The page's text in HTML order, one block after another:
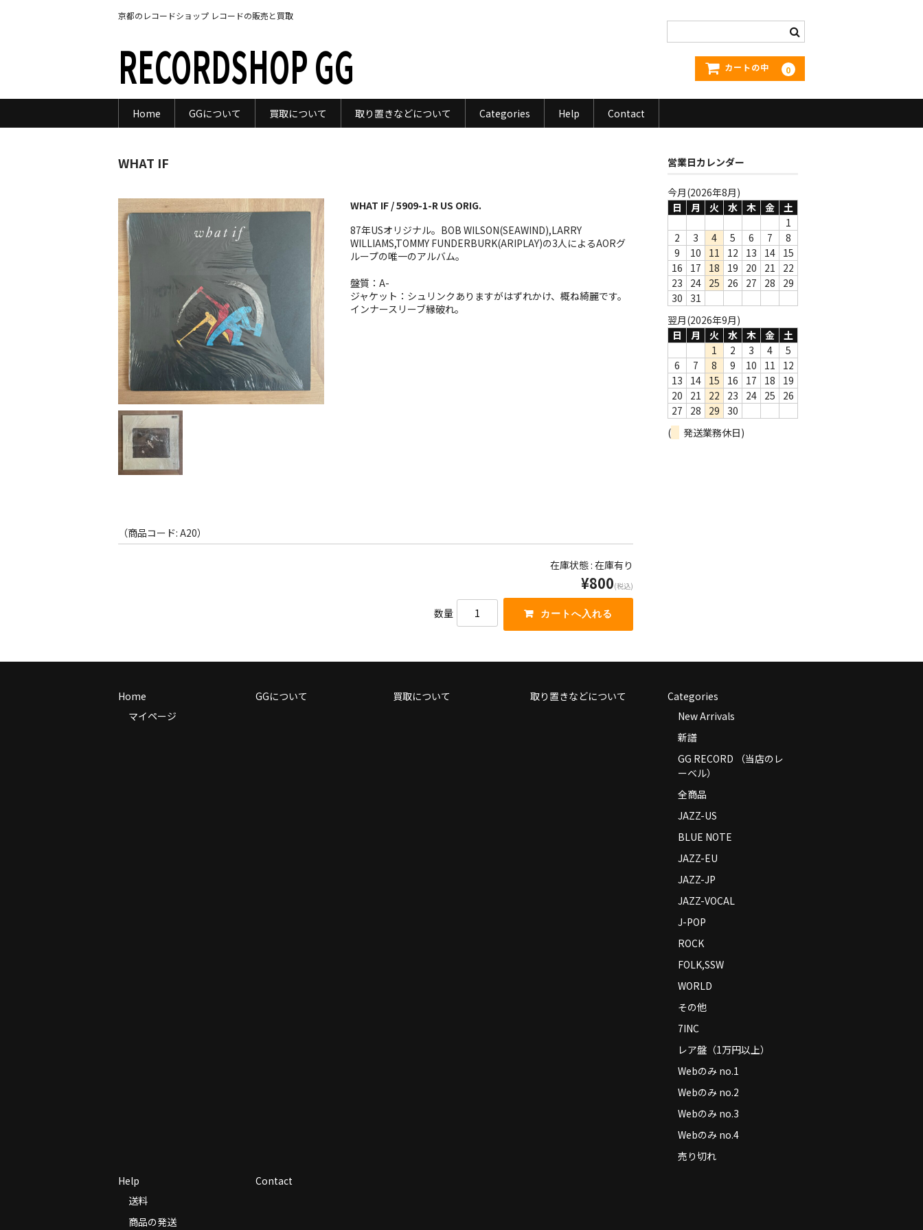
京都のレコードショップ レコードの販売と買取
RECORDSHOP GG カートの中 0
Home GGについて 買取について 取り置きなどについて Categories Help Contact
WHAT IF
WHAT IF / 5909-1-R US ORIG.
87年USオリジナル。BOB WILSON(SEAWIND),LARRY
WILLIAMS,TOMMY FUNDERBURK(ARIPLAY)の3人によるAORグ
ループの唯一のアルバム。
盤質：A-
ジャケット：シュリンクありますがはずれかけ、概ね綺麗です。
インナースリーブ縁破れ。
（商品コード: A20）
在庫状態 : 在庫有り
¥800(税込)
数量
営業日カレンダー
今月(2026年8月)
日
月 火 水 木 金
土
1
2
3 4 5 6 7
8
9
10 11 12 13 14 15
16
17 18 19 20 21
22
23
24 25 26 27 28
29
30
31
翌月(2026年9月)
日
月 火 水 木 金
土
1
2 3 4
5
6
7 8 9 10 11
12
13
14 15 16 17 18
19
20
21 22 23 24 25
26
27
28 29
30
(
発送業務休日)
Home
マイページ
GGについて 買取について 取り置きなどについて
Categories
New Arrivals
新譜
GG RECORD （当店のレ
ーベル）
全商品
JAZZ-US
BLUE NOTE
JAZZ-EU
JAZZ-JP
JAZZ-VOCAL
J-POP
ROCK
FOLK,SSW
WORLD
その他
7INC
レア盤（1万円以上）
Webのみ no.1
Webのみ no.2
Webのみ no.3
Webのみ no.4
売り切れ
Help
送料
商品の発送
Contact